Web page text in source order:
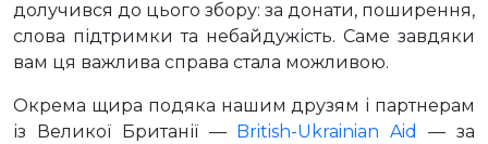
долучився до цього збору: за донати, поширення,
слова підтримки та небайдужість. Саме завдяки
вам ця важлива справа стала можливою.
Окрема щира подяка нашим друзям і партнерам
із Великої Британії —
British-Ukrainian Aid
— за